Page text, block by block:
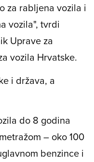
za rabljena vozila i
vozila", tvrdi
Uprave za
vozila Hrvatske.
i država, a
do 8 godina
– oko 100
benzince i